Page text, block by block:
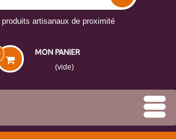
artisanaux de proximité
MON PANIER
(vide)